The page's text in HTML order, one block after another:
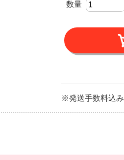
数量
※発送手数料込み